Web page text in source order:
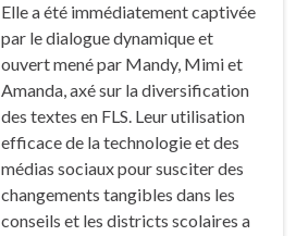
Elle a été immédiatement captivée
par le dialogue dynamique et
ouvert mené par Mandy, Mimi et
Amanda, axé sur la diversification
des textes en FLS. Leur utilisation
efficace de la technologie et des
médias sociaux pour susciter des
changements tangibles dans les
conseils et les districts scolaires a